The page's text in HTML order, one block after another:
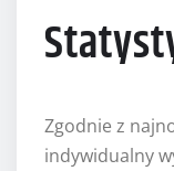
Zgodnie z
indywidualny